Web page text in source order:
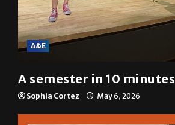
A&E
A semester in 10 minutes
Sophia Cortez May 6, 2026